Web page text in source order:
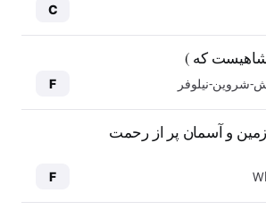
C
شاهیست که )
شروین-نیلوفر F
و آسمان پر از رحمت
F